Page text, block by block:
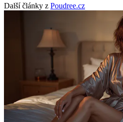
Další články z Poudree.cz